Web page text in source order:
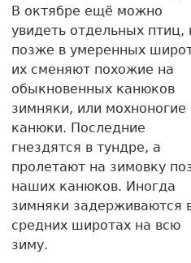
В октябре ещё можно
увидеть отдельных птиц,
позже в умеренных
их сменяют похожие на
обыкновенных канюков
зимняки, или мохноногие
канюки. Последние
гнездятся в тундре, а
пролетают на зимовку
наших канюков. Иногда
зимняки задерживаются
средних широтах на всю
зиму.